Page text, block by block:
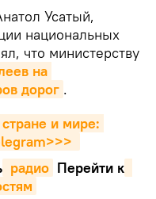
Усатый,
национальных
что министерству
на
дорог .
и мире:
радио Перейти к